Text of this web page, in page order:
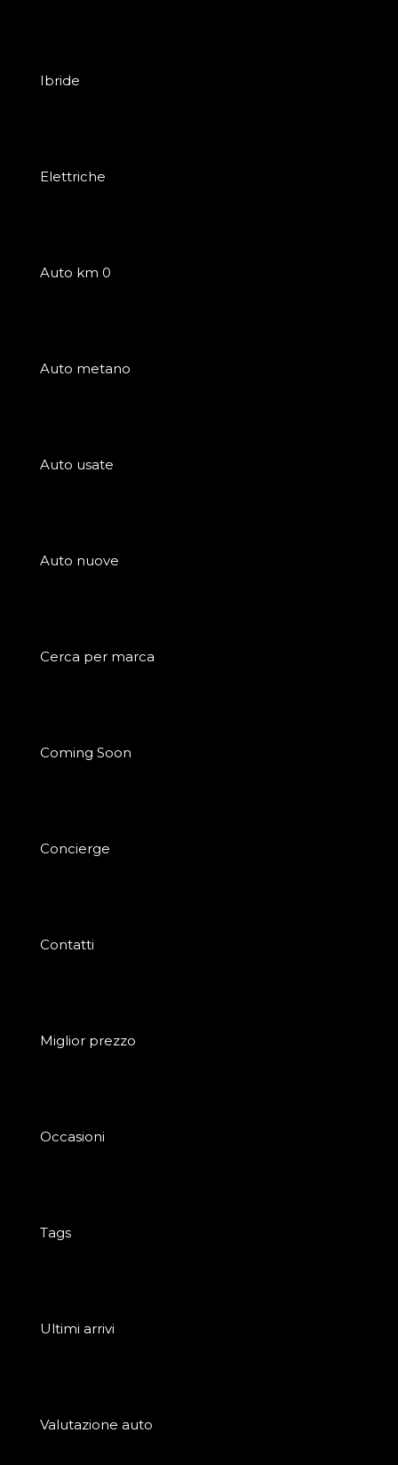
Ibride
Elettriche
Auto km 0
Auto metano
Auto usate
Auto nuove
Cerca per marca
Coming Soon
Concierge
Contatti
Miglior prezzo
Occasioni
Tags
Ultimi arrivi
Valutazione auto